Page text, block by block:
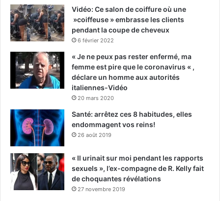
Vidéo: Ce salon de coiffure où une
»coiffeuse » embrasse les clients
pendant la coupe de cheveux
6 février 2022
« Je ne peux pas rester enfermé, ma
femme est pire que le coronavirus « ,
déclare un homme aux autorités
italiennes-Vidéo
20 mars 2020
Santé: arrêtez ces 8 habitudes, elles
endommagent vos reins!
26 août 2019
« Il urinait sur moi pendant les rapports
sexuels », l’ex-compagne de R. Kelly fait
de choquantes révélations
27 novembre 2019